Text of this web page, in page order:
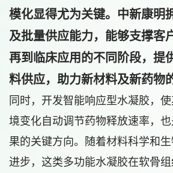
模化显得尤为关键。中新康明
及批量供应能力，能够支撑客
再到临床应用的不同阶段，提
料供应，助力新材料及新药物
同时，开发智能响应型水凝胶，
境变化自动调节药物释放速率，
果的关键方向。随着材料科学和
进步，这类多功能水凝胶在软骨